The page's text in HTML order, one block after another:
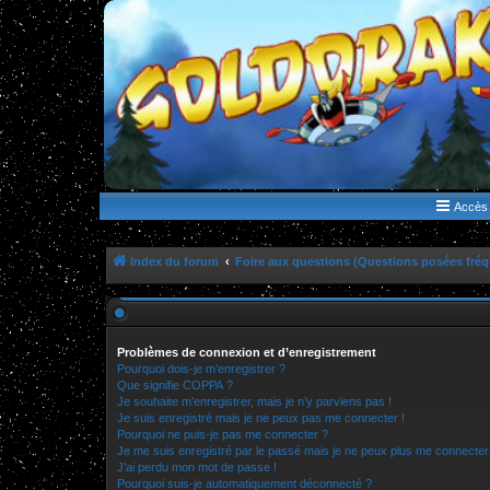
WWW.GOLDORAKGO.COM
le site de la Lune Rouge
Accès
Index du forum Foire aux questions (Questions posées
Problèmes de connexion et d’enregistrement
Pourquoi dois-je m’enregistrer ?
Que signifie COPPA ?
Je souhaite m’enregistrer, mais je n’y parviens pas !
Je suis enregistré mais je ne peux pas me connecter !
Pourquoi ne puis-je pas me connecter ?
Je me suis enregistré par le passé mais je ne peux plus me connecter
J’ai perdu mon mot de passe !
Pourquoi suis-je automatiquement déconnecté ?